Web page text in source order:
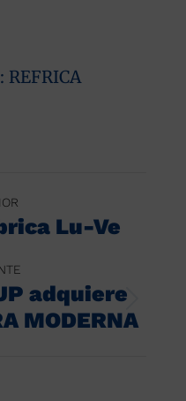
REFRICA
Lu-Ve
adquiere
MODERNA